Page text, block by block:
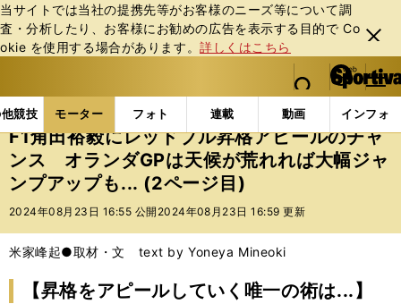
当サイトでは当社の提携先等がお客様のニーズ等について調
査・分析したり、お客様にお勧めの広告を表⽰する⽬的で Co
okie を使⽤する場合があります。詳しくはこちら
閉じ
る
web Sportiva (webスポルティーバ)
検索
マイペ
ー
ジ
メニュ
競技 モーター フォト 連載 動画 インフォ
b
ス
ポ
ル
テ
ー
バ
モーターの記事一覧 モーター F1 F1角田裕毅に
F1角田裕毅にレッドブル昇格アピールのチャ
ンス オランダGPは天候が荒れれば大幅ジャ
ンプアップも... (2ページ目)
2024年08月23日 16:55 公開 2024年08月23日 16:59 更新
米家峰起●取材・文 text by Yoneya Mineoki
【昇格をアピールしていく唯一の術は...】